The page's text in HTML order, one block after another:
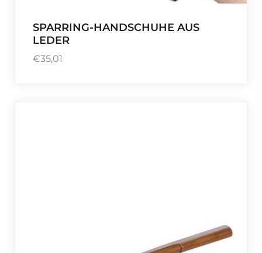
SPARRING-HANDSCHUHE AUS
LEDER
€35,01